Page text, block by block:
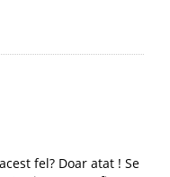
fel? Doar atat ! Se